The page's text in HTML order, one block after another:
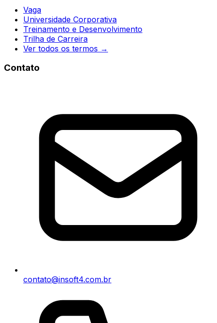
Vaga
Universidade Corporativa
Treinamento e Desenvolvimento
Trilha de Carreira
Ver todos os termos →
Contato
contato@insoft4.com.br